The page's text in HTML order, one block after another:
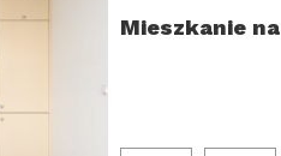
Mieszkanie